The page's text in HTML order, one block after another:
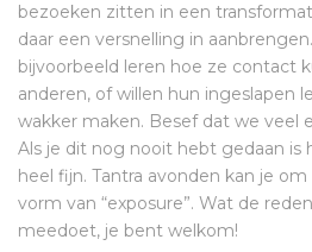
bezoeken zitten in een
daar een versnelling in
bijvoorbeeld leren hoe ze contact
anderen, of willen hun ingeslapen
wakker maken. Besef dat we veel
Als je dit nog nooit hebt gedaan is
heel fijn. Tantra avonden kan je
vorm van “exposure”. Wat de
meedoet, je bent welkom!